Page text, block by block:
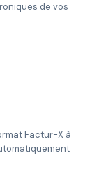
de vos
Factur-X à